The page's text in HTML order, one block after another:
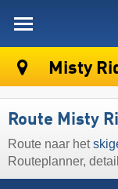
Misty
Route Misty
Route naar het
Routeplanner,